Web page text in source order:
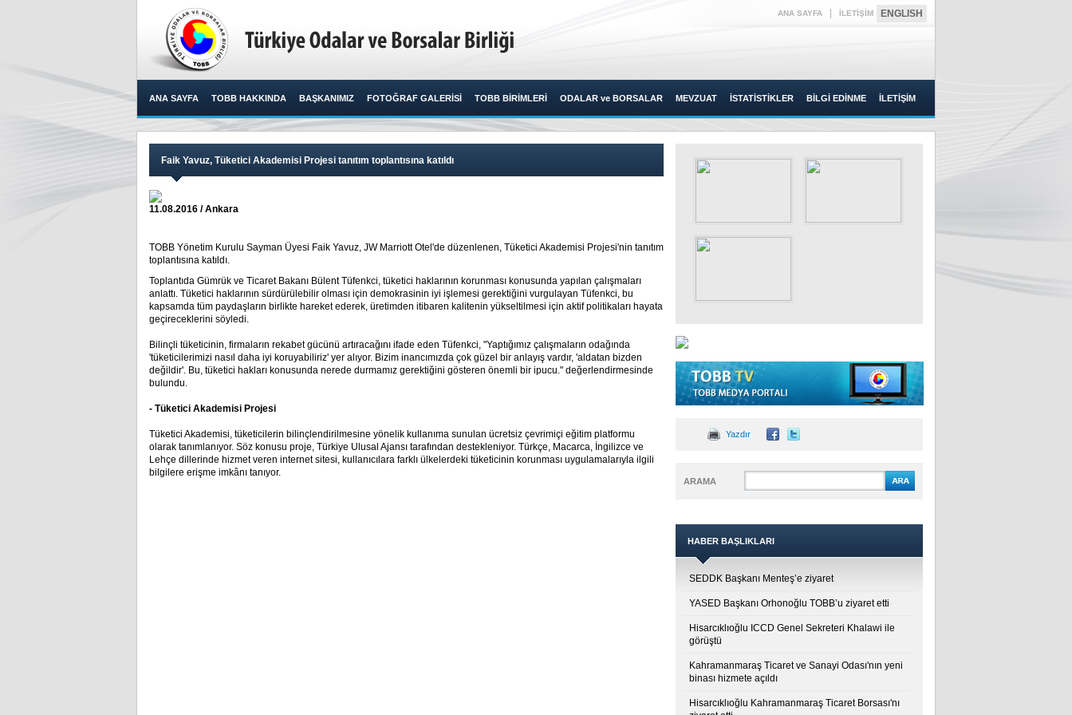
ANA SAYFA İLETİŞİM ENGLISH
ANA SAYFA TOBB HAKKINDA BAŞKANIMIZ FOTOĞRAF GALERİSİ TOBB BİRİMLERİ ODALAR ve BORSALAR MEVZUAT İSTATİSTİKLER BİLGİ EDİNME İLETİŞİM
Faik Yavuz, Tüketici Akademisi Projesi tanıtım toplantısına katıldı
11.08.2016 / Ankara
TOBB Yönetim Kurulu Sayman Üyesi Faik Yavuz, JW Marriott Otel'de düzenlenen, Tüketici Akademisi Projesi'nin tanıtım
toplantısına katıldı.​
Toplantıda Gümrük ve Ticaret Bakanı Bülent Tüfenkci, tüketici haklarının korunması konusunda yapılan çalışmaları
anlattı. Tüketici haklarının sürdürülebilir olması için demokrasinin iyi işlemesi gerektiğini vurgulayan Tüfenkci, bu
kapsamda tüm paydaşların birlikte hareket ederek, üretimden itibaren kalitenin yükseltilmesi için aktif politikaları hayata
geçireceklerini söyledi.
Bilinçli tüketicinin, firmaların rekabet gücünü artıracağını ifade eden Tüfenkci, "Yaptığımız çalışmaların odağında
'tüketicilerimizi nasıl daha iyi koruyabiliriz' yer alıyor. Bizim inancımızda çok güzel bir anlayış vardır, 'aldatan bizden
değildir'. Bu, tüketici hakları konusunda nerede durmamız gerektiğini gösteren önemli bir ipucu." değerlendirmesinde
bulundu.
- Tüketici Akademisi Projesi
Tüketici Akademisi, tüketicilerin bilinçlendirilmesine yönelik kullanıma sunulan ücretsiz çevrimiçi eğitim platformu
olarak tanımlanıyor. Söz konusu proje, Türkiye Ulusal Ajansı tarafından destekleniyor. Türkçe, Macarca, İngilizce ve
Lehçe dillerinde hizmet veren internet sitesi, kullanıcılara farklı ülkelerdeki tüketicinin korunması uygulamalarıyla ilgili
bilgilere erişme imkânı tanıyor.
Yazdır
ARAMA
HABER BAŞLIKLARI
SEDDK Başkanı Menteş’e ziyaret
YASED Başkanı Orhonoğlu TOBB’u ziyaret etti
Hisarcıklıoğlu ICCD Genel Sekreteri Khalawi ile
görüştü
Kahramanmaraş Ticaret ve Sanayi Odası'nın yeni
binası hizmete açıldı
Hisarcıklıoğlu Kahramanmaraş Ticaret Borsası'nı